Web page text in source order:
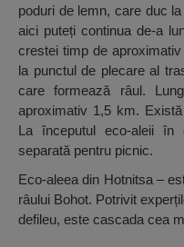
poduri de lemn, care duc
aici puteți continua de-a
crestei timp de
la punctul de plecare al
care formează râul.
aproximativ 1,5 km.
La începutul eco-aleii în
separată pentru picnic.
Eco-aleea din Hotnitsa –
râului Bohot. Potrivit
defileu, este cascada cea